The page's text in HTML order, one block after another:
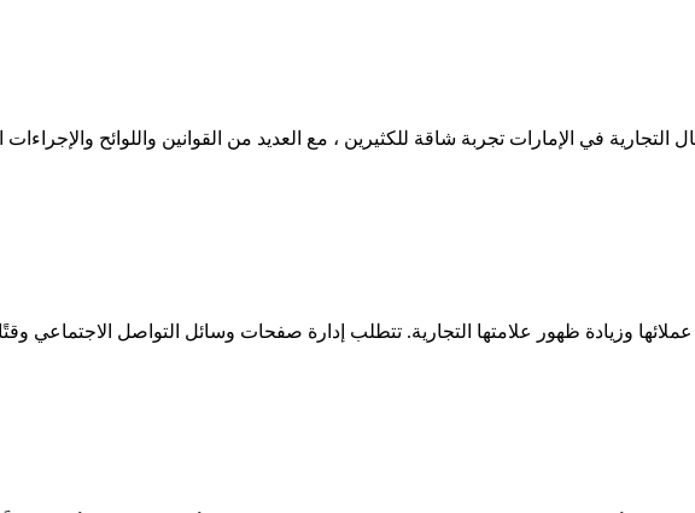
وزيادة ظهور علامتها التجارية. تتطلب إدارة صفحات وسائل التواصل الاجتماعي